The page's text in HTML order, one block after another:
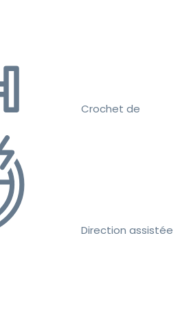
Crochet de
Direction assistée